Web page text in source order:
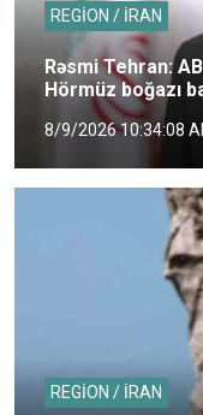
REGİON / İRAN
Rəsmi Tehran:
Hörmüz boğazı
8/9/2026 10:34:08
REGİON / İRAN